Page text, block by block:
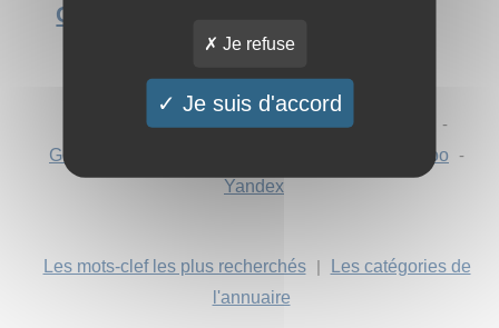
CBD Magasin CBD en France
Chercher "FIV" sur :
Ask - Bing - DuckDuckGo
-
Google
Yahoo -
Yandex
Les mots-clef les plus recherchés |
Les catégories de
l'annuaire
Je refuse
Je suis d'accord